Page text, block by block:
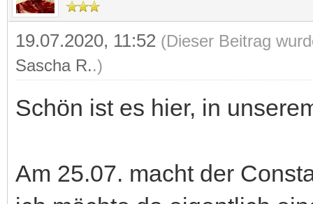
19.07.2020, 11:52 (Dieser Beitrag
Sascha R..)
Schön ist es hier, in
Am 25.07. macht der